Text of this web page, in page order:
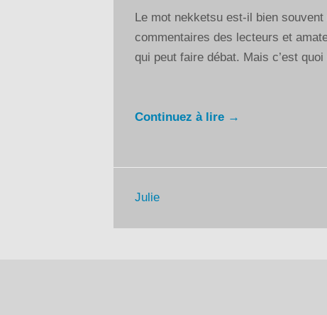
Le mot nekketsu est-il bien
commentaires des lecteurs et
qui peut faire débat. Mais c’est
Continuez à lire →
Julie